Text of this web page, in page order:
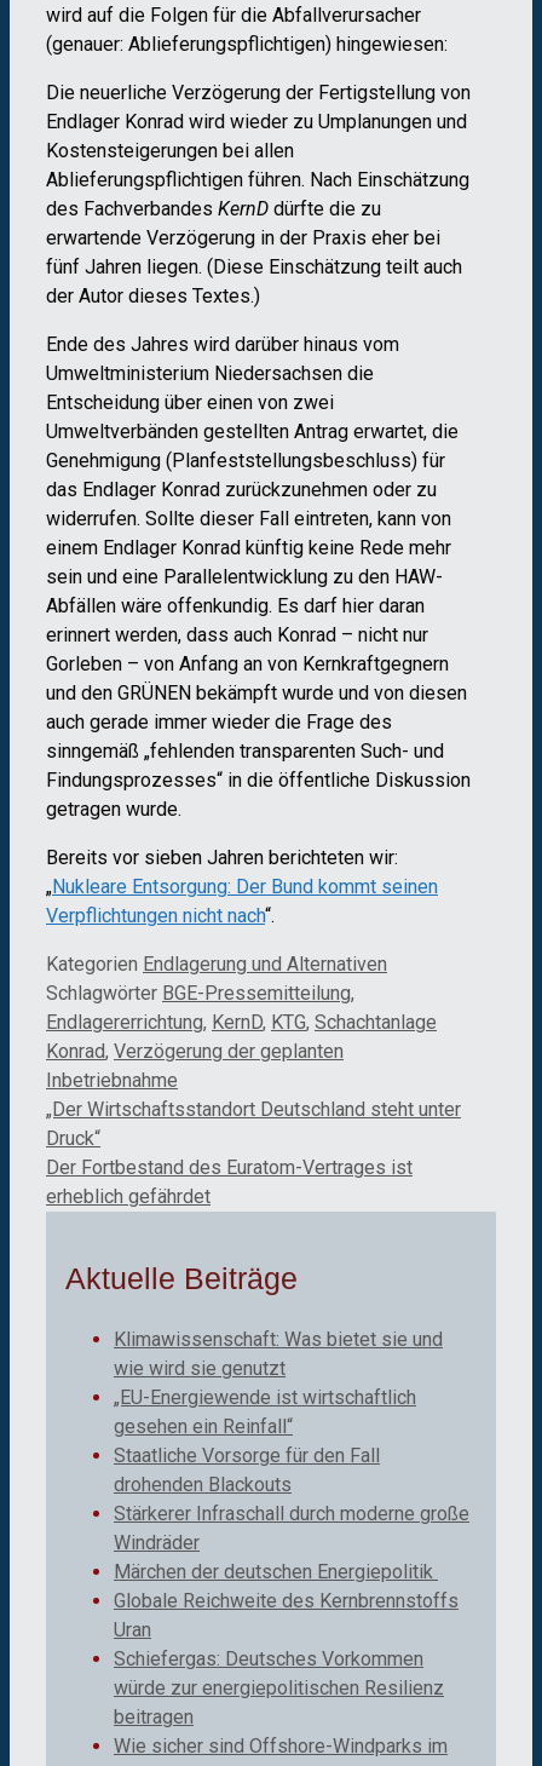
wird auf die Folgen für die Abfallverursacher
(genauer: Ablieferungspflichtigen) hingewiesen:
Die neuerliche Verzögerung der Fertigstellung von
Endlager Konrad wird wieder zu Umplanungen und
Kostensteigerungen bei allen
Ablieferungspflichtigen führen. Nach Einschätzung
des Fachverbandes KernD dürfte die zu
erwartende Verzögerung in der Praxis eher bei
fünf Jahren liegen. (Diese Einschätzung teilt auch
der Autor dieses Textes.)
Ende des Jahres wird darüber hinaus vom
Umweltministerium Niedersachsen die
Entscheidung über einen von zwei
Umweltverbänden gestellten Antrag erwartet, die
Genehmigung (Planfeststellungsbeschluss) für
das Endlager Konrad zurückzunehmen oder zu
widerrufen. Sollte dieser Fall eintreten, kann von
einem Endlager Konrad künftig keine Rede mehr
sein und eine Parallelentwicklung zu den HAW-
Abfällen wäre offenkundig. Es darf hier daran
erinnert werden, dass auch Konrad – nicht nur
Gorleben – von Anfang an von Kernkraftgegnern
und den GRÜNEN bekämpft wurde und von diesen
auch gerade immer wieder die Frage des
sinngemäß „fehlenden transparenten Such- und
Findungsprozesses“ in die öffentliche Diskussion
getragen wurde.
Bereits vor sieben Jahren berichteten wir:
„Nukleare Entsorgung: Der Bund kommt seinen
Verpflichtungen nicht nach“.
Kategorien Endlagerung und Alternativen
Schlagwörter BGE-Pressemitteilung,
Endlagererrichtung, KernD, KTG, Schachtanlage
Konrad, Verzögerung der geplanten
Inbetriebnahme
„Der Wirtschaftsstandort Deutschland steht unter
Druck“
Der Fortbestand des Euratom-Vertrages ist
erheblich gefährdet
Aktuelle Beiträge
Klimawissenschaft: Was bietet sie und
wie wird sie genutzt
„EU-Energiewende ist wirtschaftlich
gesehen ein Reinfall“
Staatliche Vorsorge für den Fall
drohenden Blackouts
Stärkerer Infraschall durch moderne große
Windräder
Märchen der deutschen Energiepolitik
Globale Reichweite des Kernbrennstoffs
Uran
Schiefergas: Deutsches Vorkommen
würde zur energiepolitischen Resilienz
beitragen
Wie sicher sind Offshore-Windparks im